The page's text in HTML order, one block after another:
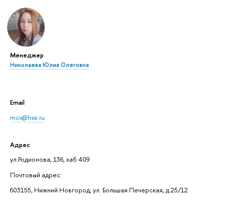
Менеджер
Николаева Юлия Олеговна
Email
mcv@hse.ru
Адрес
ул.Родионова, 136, каб.409
Почтовый адрес:
603155, Нижний Новгород, ул. Большая Печерская, д.25/12